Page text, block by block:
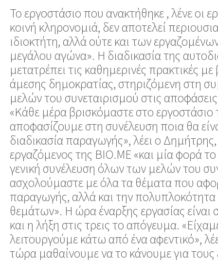
Το εργοστάσιο που ανακτήθηκε , λένε οι
κοινή κληρονομιά, δεν αποτελεί
ιδιοκτήτη, αλλά ούτε και των
μεγάλου αγώνα». Η διαδικασία της
μετατρέπει τις καθημερινές πρακτικές
άμεσης δημοκρατίας, στηριζόμενη στη
μελών του συνεταιρισμού στις
«Κάθε μέρα βρισκόμαστε στο εργοστάσιο
αποφασίζουμε στη συνέλευση ποια θα
διαδικασία παραγωγής», λέει ο
εργαζόμενος της ΒΙΟ.ΜΕ «και μία φορά
γενική συνέλευση όλων των μελών του
ασχολούμαστε με όλα τα θέματα που
παραγωγής, αλλά και την
θεμάτων». Η ώρα έναρξης εργασίας είναι
και η λήξη στις τρεις το απόγευμα.
λειτουργούμε κάτω από ένα αφεντικό»,
τώρα μαθαίνουμε να το κάνουμε για